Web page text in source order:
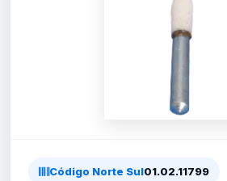
Código Norte Sul01.02.11799